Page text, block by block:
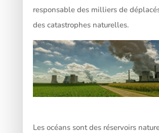
responsable des milliers de
des catastrophes naturelles.
Les océans sont des réservoirs